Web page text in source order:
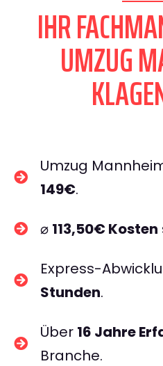
IHR
UMZUG
Umzug
149€.
⌀ 113,50€ Kosten
Express-
Stunden.
Über 16 Jahre
Branche.